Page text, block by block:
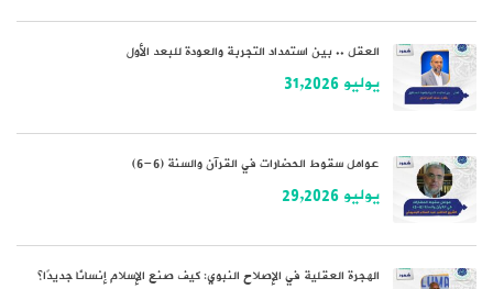
العقل .. بين استمداد التجربة والعودة للبعد الأول
يوليو 31,2026
عوامل سقوط الحضارات في القرآن والسنة (6-6)
يوليو 29,2026
الهجرة العقلية في الإصلاح النبوي: كيف صنع الإسلام إنسانًا جديدًا؟